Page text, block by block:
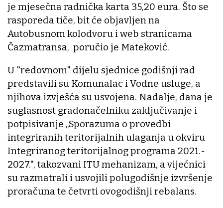
je mjesečna radnička karta 35,20 eura. Što se
rasporeda tiče, bit će objavljen na
Autobusnom kolodvoru i web stranicama
Čazmatransa, poručio je Mateković.
U "redovnom" dijelu sjednice godišnji rad
predstavili su Komunalac i Vodne usluge, a
njihova izvješća su usvojena. Nadalje, dana je
suglasnost gradonačelniku zaključivanje i
potpisivanje „Sporazuma o provedbi
integriranih teritorijalnih ulaganja u okviru
Integriranog teritorijalnog programa 2021.-
2027.", takozvani ITU mehanizam, a vijećnici
su razmatrali i usvojili polugodišnje izvršenje
proračuna te četvrti ovogodišnji rebalans.